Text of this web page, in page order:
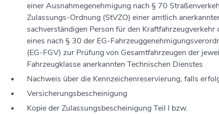
einer Ausnahmegenehmigung nach § 70
Zulassungs-Ordnung (StVZO) einer amtlich
sachverständigen Person für den Kraftfahrzeugverkehr
eines nach § 30 der EG-
(EG-FGV) zur Prüfung von Gesamtfahrzeugen der
Fahrzeugklasse anerkannten Technischen Dienstes
Nachweis über die Kennzeichenreservierung, falls
Versicherungsbescheinigung
Kopie der Zulassungsbescheinigung Teil I bzw.